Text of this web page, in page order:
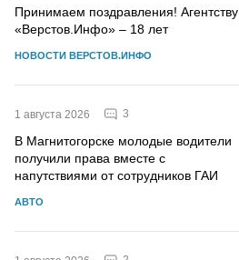
Принимаем поздравления! Агентству
«Верстов.Инфо» – 18 лет
НОВОСТИ ВЕРСТОВ.ИНФО
1 августа 2026 3
В Магнитогорске молодые водители
получили права вместе с
напутствиями от сотрудников ГАИ
АВТО